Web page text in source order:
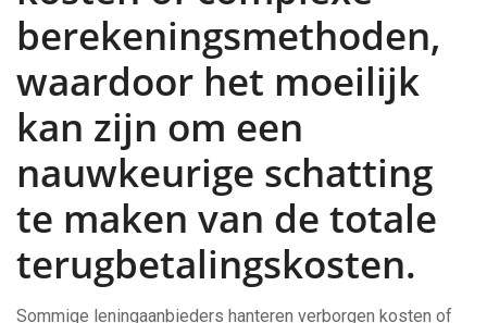
berekeningsmethoden,
waardoor het moeilijk
kan zijn om een
nauwkeurige schatting
te maken van de totale
terugbetalingskosten.
Sommige leningaanbieders hanteren verborgen kosten of